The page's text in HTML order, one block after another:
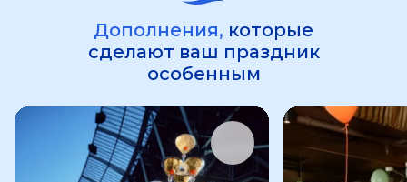
Дополнения, которые
сделают ваш праздник
особенным